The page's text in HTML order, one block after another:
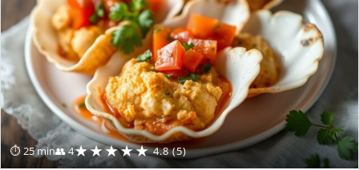
⏱ 25 min👥 4★★★★★ 4.8 (5)